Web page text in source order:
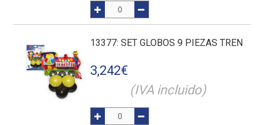
13377: SET GLOBOS 9 PIEZAS TREN
3,242€
(IVA incluido)